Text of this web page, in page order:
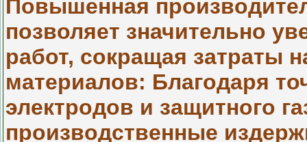
Повышенная
позволяет значительно
работ, сокращая затраты
материалов: Благодаря
электродов и защитного
производственные